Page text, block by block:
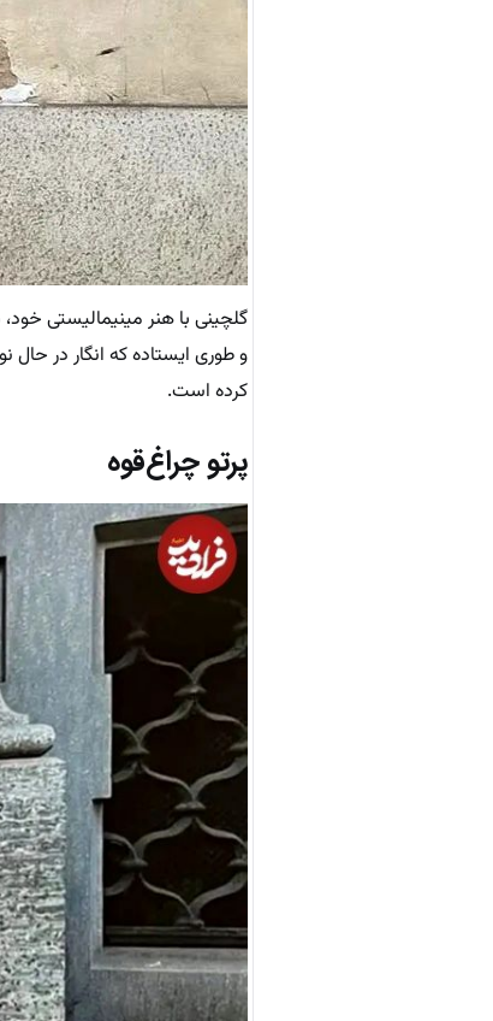
گلچینی با هنر مینیمالیستی
و طوری ایستاده که انگار در
کرده است.
پرتو چراغ‌قوه